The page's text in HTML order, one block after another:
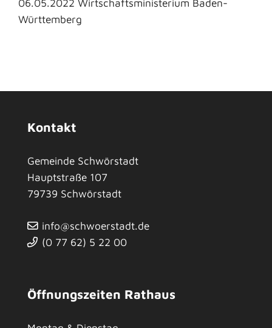
Württemberg
Kontakt
Gemeinde Schwörstadt
Hauptstraße 107
79739 Schwörstadt
info@schwoerstadt.de
(0 77 62) 5 22 00
Öffnungszeiten Rathaus